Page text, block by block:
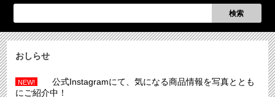
検索
おしらせ
NEW!
公式Instagramにて、気になる商品情報を写真ととも
にご紹介中！